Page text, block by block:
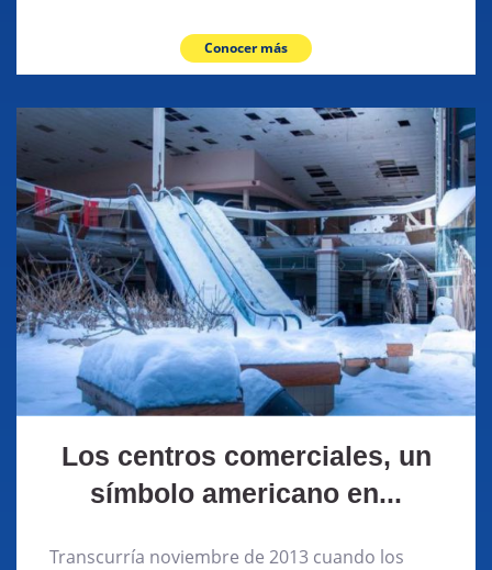
Conocer más
Los centros comerciales, un
símbolo americano en...
Transcurría noviembre de 2013 cuando los